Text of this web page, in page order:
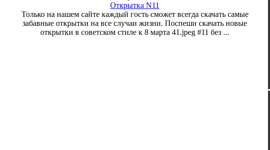
Открытка N11
Только на нашем сайте каждый гость сможет всегда скачать самые
забавные открытки на все случаи жизни. Поспеши скачать новые
открытки в советском стиле к 8 марта 41.jpeg #11 без ...